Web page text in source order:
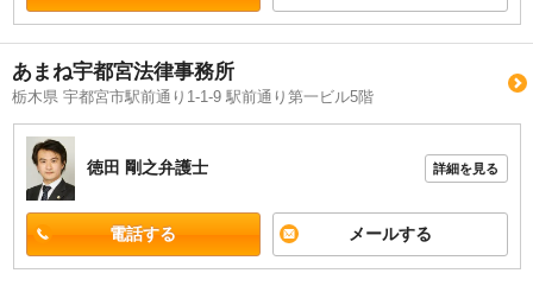
あまね宇都宮法律事務所
栃木県 宇都宮市駅前通り1-1-9 駅前通り第一ビル5階
徳田 剛之弁護士 詳細を見る
電話する メールする